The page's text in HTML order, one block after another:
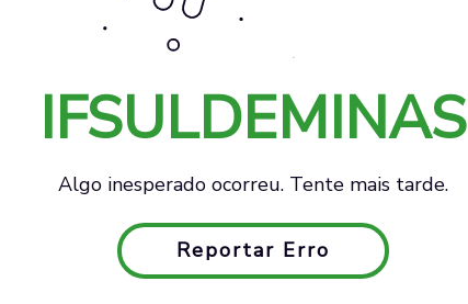
IFSULDEMINAS
Algo inesperado ocorreu. Tente mais tarde.
Reportar Erro